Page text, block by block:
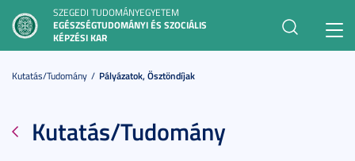
SZEGEDI TUDOMÁNYEGYETEM
EGÉSZSÉGTUDOMÁNYI ÉS SZOCIÁLIS
KÉPZÉSI KAR
Kutatás/Tudomány Pályázatok, Ösztöndíjak
Kutatás/Tudomány